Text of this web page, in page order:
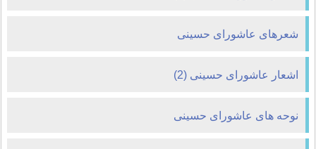
شعرهای عاشورای حسینی
اشعار عاشورای حسینی (2)
نوحه های عاشورای حسینی